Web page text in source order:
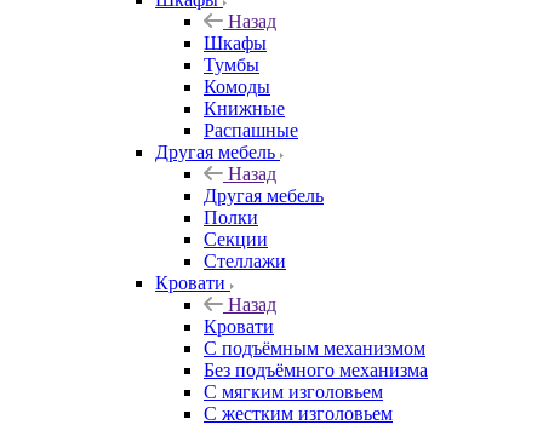
Назад
Шкафы
Тумбы
Комоды
Книжные
Распашные
Другая мебель
Назад
Другая мебель
Полки
Секции
Стеллажи
Кровати
Назад
Кровати
С подъёмным механизмом
Без подъёмного механизма
С мягким изголовьем
С жестким изголовьем